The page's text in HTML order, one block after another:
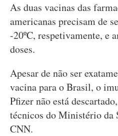
As duas vacinas das
americanas precisam de
-20ºC, respetivamente, e
doses.
Apesar de não ser
vacina para o Brasil, o
Pfizer não está
técnicos do Ministério da
CNN.